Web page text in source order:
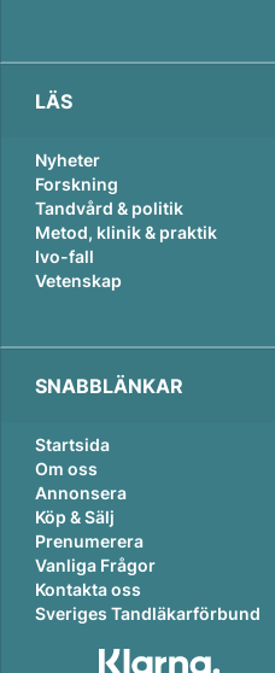
LÄS
Nyheter
Forskning
Tandvård & politik
Metod, klinik & praktik
Ivo-fall
Vetenskap
SNABBLÄNKAR
Startsida
Om oss
Annonsera
Köp & Sälj
Prenumerera
Vanliga Frågor
Kontakta oss
Sveriges Tandläkarförbund